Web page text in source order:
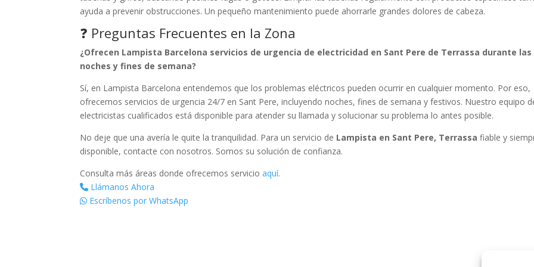
ayuda a prevenir obstrucciones. Un pequeño mantenimiento puede ahorrarle grandes dolores de cabeza.
❓ Preguntas Frecuentes en la Zona
¿Ofrecen Lampista Barcelona servicios de urgencia de electricidad en Sant Pere de Terrassa durante las
noches y fines de semana?
Sí, en Lampista Barcelona entendemos que los problemas eléctricos pueden ocurrir en cualquier momento. Por eso,
ofrecemos servicios de urgencia 24/7 en Sant Pere, incluyendo noches, fines de semana y festivos. Nuestro equipo
electricistas cualificados está disponible para atender su llamada y solucionar su problema lo antes posible.
No deje que una avería le quite la tranquilidad. Para un servicio de Lampista en Sant Pere, Terrassa fiable y
disponible, contacte con nosotros. Somos su solución de confianza.
Consulta más áreas donde ofrecemos servicioaquí.
Llámanos Ahora
Escríbenos por WhatsApp